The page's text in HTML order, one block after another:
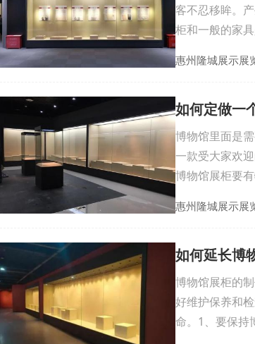
客不忍移眸。
柜和一般的家
惠州隆城展示展
如何定做一
博物馆里面是
一款受大家欢
博物馆展柜要
惠州隆城展示展
如何延长博
博物馆展柜的
好维护保养和
命。1、要保持